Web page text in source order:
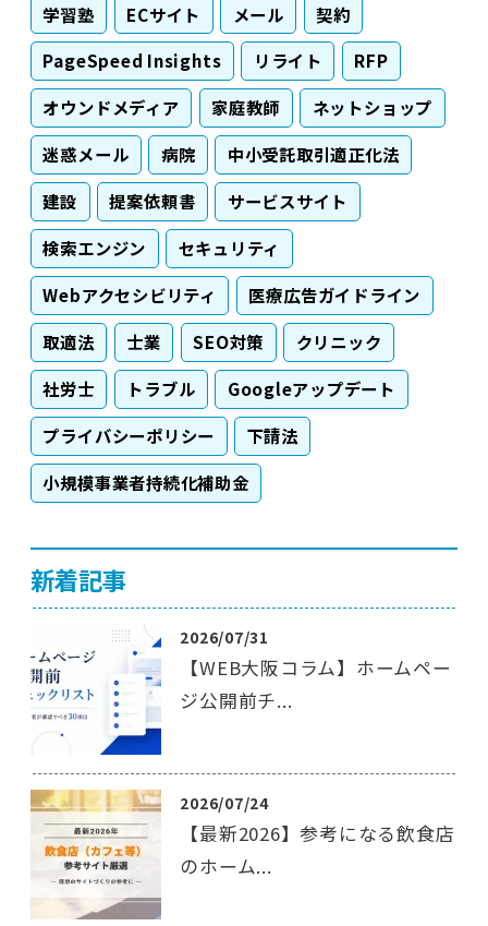
学習塾
ECサイト メール
契約
PageSpeed Insights
リライト
RFP
オウンドメディア
家庭教師
ネットショップ
迷惑メール
病院
中小受託取引適正化法
建設
提案依頼書
サービスサイト
検索エンジン
セキュリティ
Webアクセシビリティ
医療広告ガイドライン
取適法
士業 SEO対策
クリニック
社労士
トラブル
Googleアップデート
プライバシーポリシー
下請法
小規模事業者持続化補助金
新着記事
2026/07/31
【WEB大阪コラム】ホームペー
ジ公開前チ...
2026/07/24
【最新2026】参考になる飲食店
のホーム...